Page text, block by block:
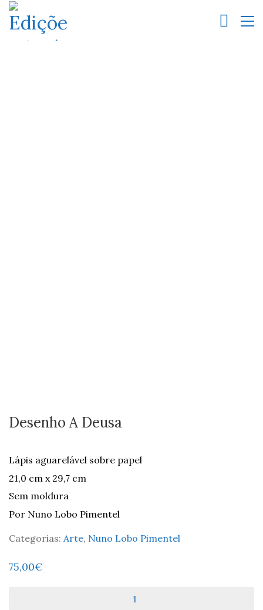
Desenho A Deusa
Lápis aguarelável sobre papel
21,0 cm x 29,7 cm
Sem moldura
Por Nuno Lobo Pimentel
Categorias: Arte, Nuno Lobo Pimentel
75,00€